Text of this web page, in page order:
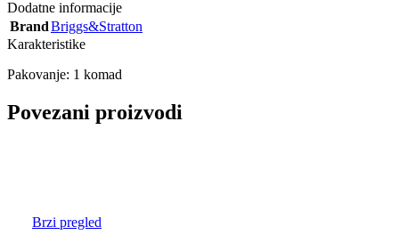
Dodatne informacije
BrandBriggs&Stratton
Karakteristike
Pakovanje: 1 komad
Povezani proizvodi
Brzi pregled